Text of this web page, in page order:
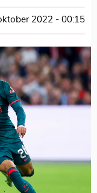
2022 - 00:15